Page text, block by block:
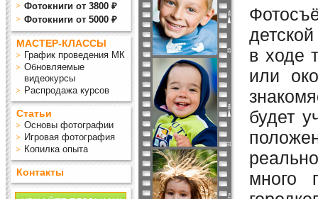
Фотокниги от 3800 ₽
Фотокниги от 5000 ₽
МАСТЕР-КЛАССЫ
График проведения МК
Обновляемые
видеокурсы
Распродажа курсов
Статьи
Основы фотографии
Игровая фотография
Копилка опыта
Контакты
в ходе
или
будет
много